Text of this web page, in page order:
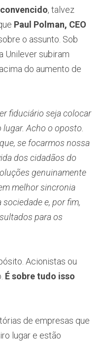
, talvez
Paul Polman, CEO
o assunto. Sob
Unilever subiram
do aumento de
fiduciário seja colocar
Acho o oposto.
se focarmos nossa
dos cidadãos do
genuinamente
melhor sincronia
e, por fim,
para os
Acionistas ou
É sobre tudo isso
de empresas que
lugar e estão